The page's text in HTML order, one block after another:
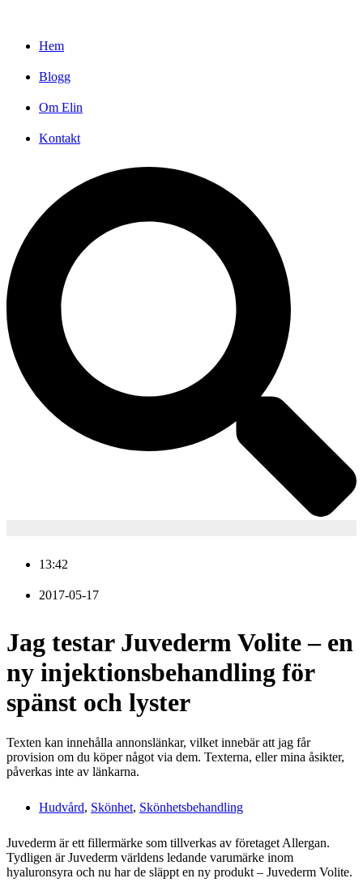
Hem
Blogg
Om Elin
Kontakt
13:42
2017-05-17
Jag testar Juvederm Volite – en
ny injektionsbehandling för
spänst och lyster
Texten kan innehålla annonslänkar, vilket innebär att jag får
provision om du köper något via dem. Texterna, eller mina åsikter,
påverkas inte av länkarna.
Hudvård, Skönhet, Skönhetsbehandling
Juvederm är ett fillermärke som tillverkas av företaget Allergan.
Tydligen är Juvederm världens ledande varumärke inom
hyaluronsyra och nu har de släppt en ny produkt – Juvederm Volite.